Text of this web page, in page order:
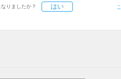
りましたか？ はい